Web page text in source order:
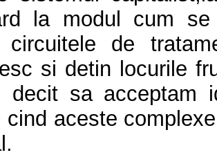
la modul cum
circuitele de
si detin locurile
decit sa acceptam
cind aceste